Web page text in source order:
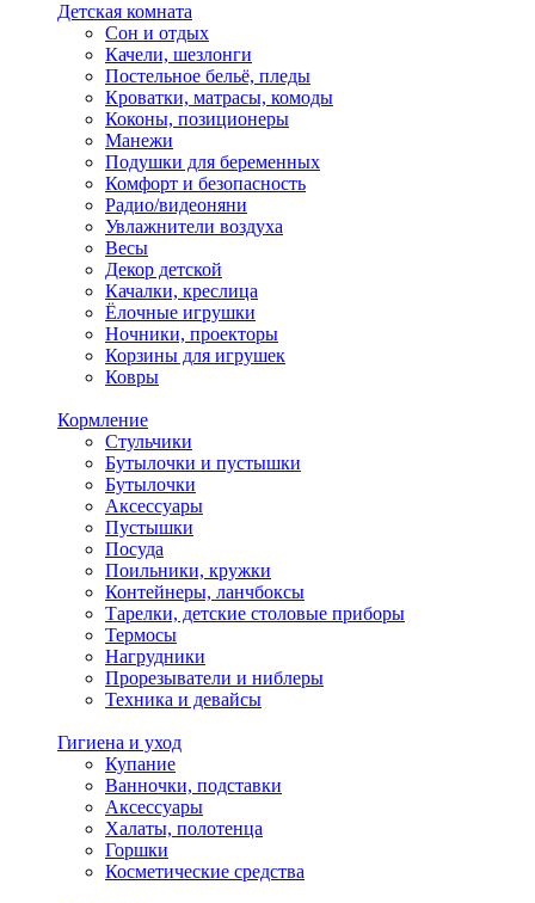
Детская комната
Сон и отдых
Качели, шезлонги
Постельное бельё, пледы
Кроватки, матрасы, комоды
Коконы, позиционеры
Манежи
Подушки для беременных
Комфорт и безопасность
Радио/видеоняни
Увлажнители воздуха
Весы
Декор детской
Качалки, креслица
Ёлочные игрушки
Ночники, проекторы
Корзины для игрушек
Ковры
Кормление
Стульчики
Бутылочки и пустышки
Бутылочки
Аксессуары
Пустышки
Посуда
Поильники, кружки
Контейнеры, ланчбоксы
Тарелки, детские столовые приборы
Термосы
Нагрудники
Прорезыватели и ниблеры
Техника и девайсы
Гигиена и уход
Купание
Ванночки, подставки
Аксессуары
Халаты, полотенца
Горшки
Косметические средства